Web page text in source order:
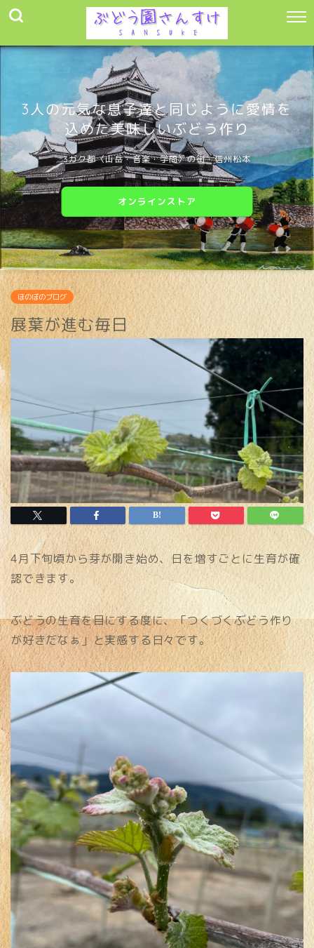
3人の元気な息子達と同じように愛情を
込めた美味しいぶどう作り
3ガク都〈山岳・音楽・学問〉の街・信州松本
オンラインストア
ほのぼのブログ
展葉が進む毎日
4月下旬頃から芽が開き始め、日を増すごとに生育が確
認できます。
ぶどうの生育を目にする度に、「つくづくぶどう作り
が好きだなぁ」と実感する日々です。